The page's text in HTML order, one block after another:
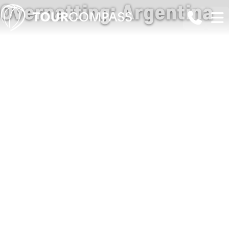
Overnatting: Argentina